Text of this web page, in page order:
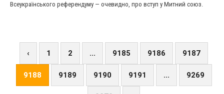
Всеукраїнського референдуму — очевидно, про вступ у Митний союз.
‹ 1 2 ... 9185 9186 9187
9188 9189 9190 9191 ... 9269